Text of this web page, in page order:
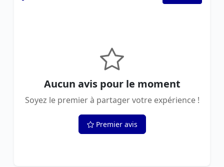
Aucun avis pour le moment
Soyez le premier à partager votre expérience !
Premier avis